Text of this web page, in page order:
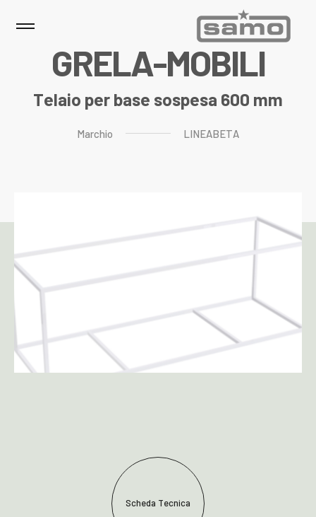
GRELA-MOBILI
Telaio per base sospesa 600 mm
Marchio LINEABETA
Scheda Tecnica